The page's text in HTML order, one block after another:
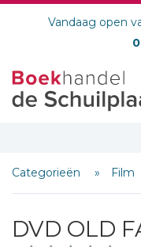
Vandaag open
Categorieën Film
DVD OLD